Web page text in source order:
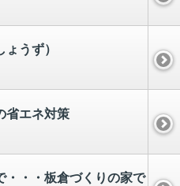
うず）
省エネ対策
・・・板倉づくりの家で